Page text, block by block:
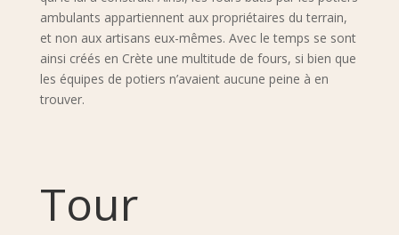
ambulants appartiennent aux propriétaires du terrain,
et non aux artisans eux-mêmes. Avec le temps se sont
ainsi créés en Crète une multitude de fours, si bien que
les équipes de potiers n’avaient aucune peine à en
trouver.
Tour